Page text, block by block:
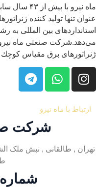
ماه نیرو
عنوان تنها تولید كننده
استانداردهای بین المللی به
ژنراتورهای برق مقیاس كوچك
ارتباط با ماه نیرو
شرکت